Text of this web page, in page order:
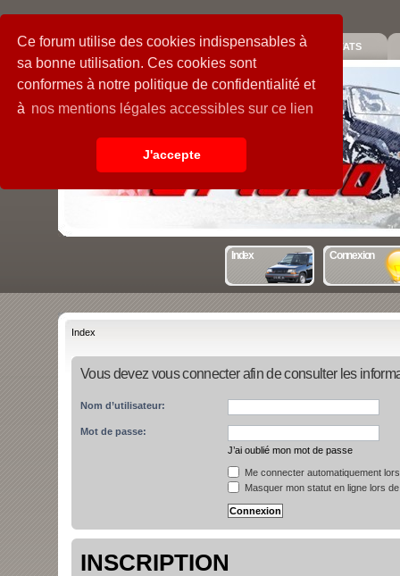
Ce forum utilise des cookies indispensables à
sa bonne utilisation. Ces cookies sont
conformes à notre politique de confidentialité et
à nos mentions légales accessibles sur ce lien
J'accepte
PIECES GALERIE GUIDE STATS
Index Connexion
Index
Vous devez vous connecter afin de consulter les
Nom d’utilisateur:
Mot de passe:
J’ai oublié mon mot de passe
Me connecter automatiquement
Masquer mon statut en ligne lors
INSCRIPTION